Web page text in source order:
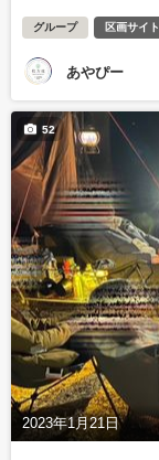
グループ 区画サイト
あやぴー
2023年1月21日
52